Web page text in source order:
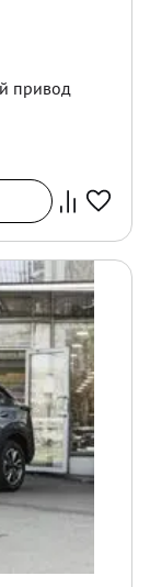
привод